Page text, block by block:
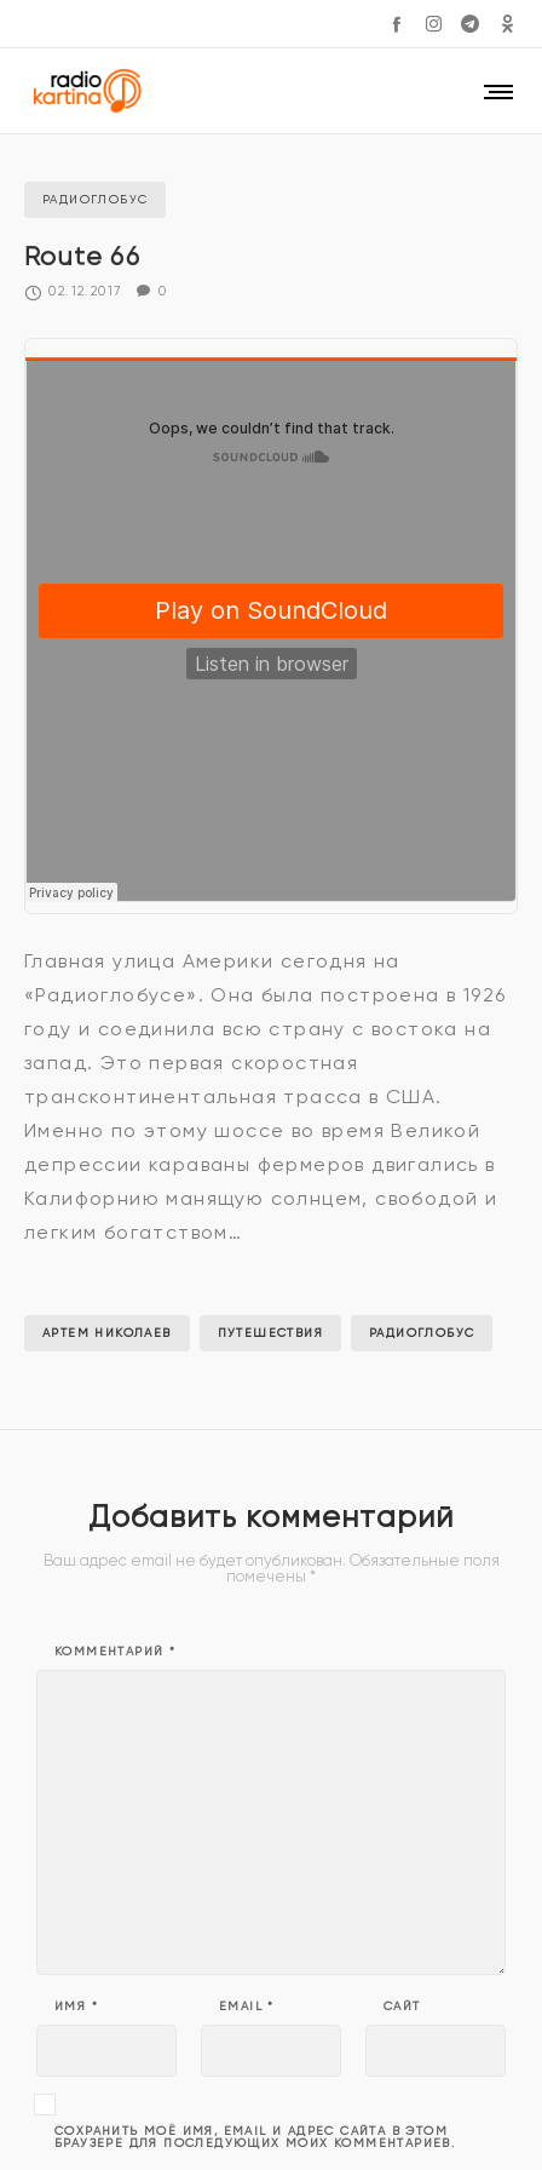
РАДИОГЛОБУС
Route 66
02.12.2017 0
Главная улица Америки сегодня на
«Радиоглобусе». Она была построена в 1926
году и соединила всю страну с востока на
запад. Это первая скоростная
трансконтинентальная трасса в США.
Именно по этому шоссе во время Великой
депрессии караваны фермеров двигались в
Калифорнию манящую солнцем, свободой и
легким богатством…
АРТЕМ НИКОЛАЕВ ПУТЕШЕСТВИЯ РАДИОГЛОБУС
Добавить комментарий
Ваш адрес email не будет опубликован. Обязательные поля
помечены *
КОММЕНТАРИЙ *
ИМЯ * EMAIL* САЙТ
СОХРАНИТЬ МОЁ ИМЯ, EMAIL И АДРЕС САЙТА В ЭТОМ
БРАУЗЕРЕ ДЛЯ ПОСЛЕДУЮЩИХ МОИХ КОММЕНТАРИЕВ.